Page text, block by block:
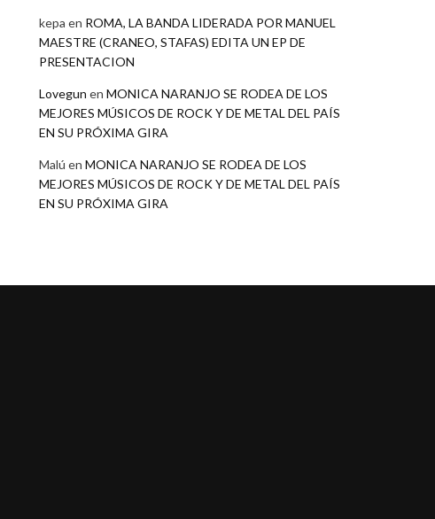
kepa en ROMA, LA BANDA LIDERADA POR MANUEL
MAESTRE (CRANEO, STAFAS) EDITA UN EP DE
PRESENTACION
Lovegun en MONICA NARANJO SE RODEA DE LOS
MEJORES MÚSICOS DE ROCK Y DE METAL DEL PAÍS
EN SU PRÓXIMA GIRA
Malú en MONICA NARANJO SE RODEA DE LOS
MEJORES MÚSICOS DE ROCK Y DE METAL DEL PAÍS
EN SU PRÓXIMA GIRA